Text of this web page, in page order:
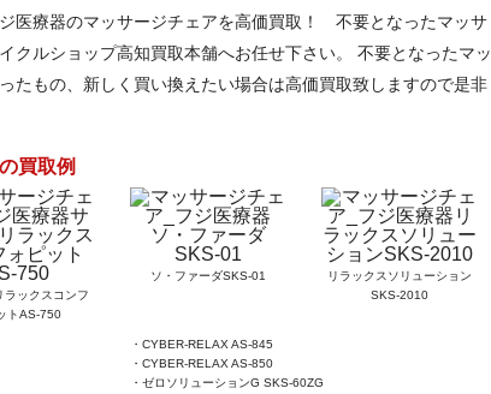
医療器のマッサージチェアを高価買取！ 不要となったマッサ
クルショップ高知買取本舗へお任せ下さい。 不要となったマッ
たもの、新しく買い換えたい場合は高価買取致しますので是非
買取例
ラックスコンフ
トAS-750
ソ・ファーダSKS-01
リラックスソリューション
SKS-2010
・CYBER-RELAX AS-845
・CYBER-RELAX AS-850
・ゼロソリューションG SKS-60ZG